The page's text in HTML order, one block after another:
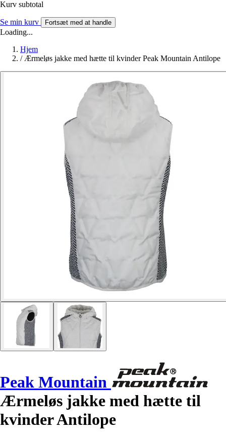
Kurv subtotal
Se min kurv Fortsæt med at handle
Loading...
Hjem
/ Ærmeløs jakke med hætte til kvinder Peak Mountain Antilope
Peak Mountain
Ærmeløs jakke med hætte til
kvinder Antilope